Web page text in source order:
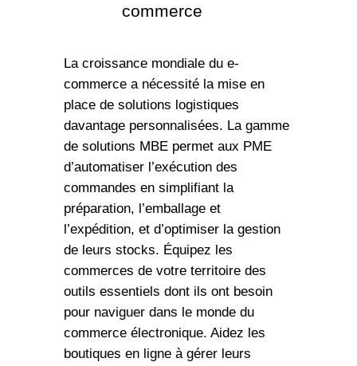
commerce
La croissance mondiale du e-
commerce a nécessité la mise en
place de solutions logistiques
davantage personnalisées. La gamme
de solutions MBE permet aux PME
d’automatiser l’exécution des
commandes en simplifiant la
préparation, l’emballage et
l’expédition, et d’optimiser la gestion
de leurs stocks. Équipez les
commerces de votre territoire des
outils essentiels dont ils ont besoin
pour naviguer dans le monde du
commerce électronique. Aidez les
boutiques en ligne à gérer leurs